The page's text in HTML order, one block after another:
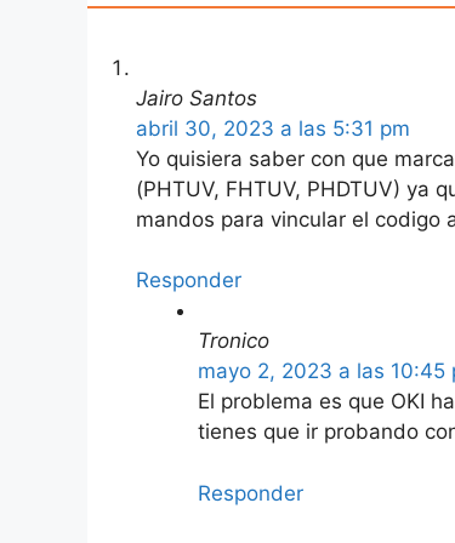
Jairo Santos
abril 30, 2023 a las 5:31 pm
Yo quisiera saber con que
(PHTUV, FHTUV, PHDTUV) ya
mandos para vincular el codigo
Responder
Tronico
mayo 2, 2023 a las 10:45
El problema es que OKI
tienes que ir probando
Responder